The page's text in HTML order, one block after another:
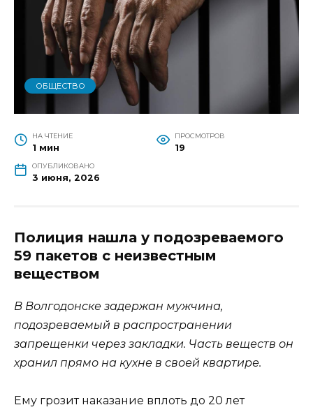
ОБЩЕСТВО
НА ЧТЕНИЕ
1 мин
ПРОСМОТРОВ
19
ОПУБЛИКОВАНО
3 июня, 2026
Полиция нашла у подозреваемого
59 пакетов с неизвестным
веществом
В Волгодонске задержан мужчина,
подозреваемый в распространении
запрещенки через закладки. Часть веществ он
хранил прямо на кухне в своей квартире.
Ему грозит наказание вплоть до 20 лет